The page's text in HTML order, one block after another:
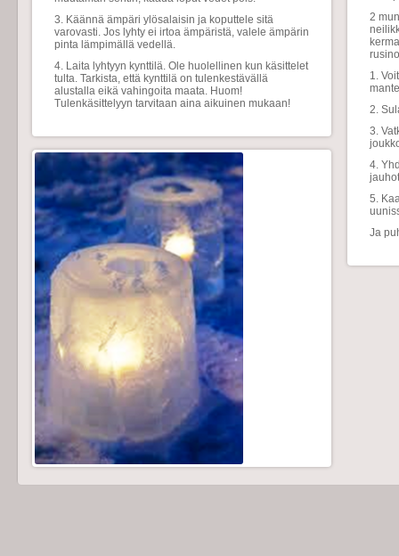
3. Käännä ämpäri ylösalaisin ja koputtele sitä
varovasti. Jos lyhty ei irtoa ämpäristä, valele ämpärin
pinta lämpimällä vedellä.
4. Laita lyhtyyn kynttilä. Ole huolellinen kun käsittelet
tulta. Tarkista, että kynttilä on tulenkestävällä
alustalla eikä vahingoita maata. Huom!
Tulenkäsittelyyn tarvitaan aina aikuinen mukaan!
2
1.
2.
3.
4.
5.
Ja